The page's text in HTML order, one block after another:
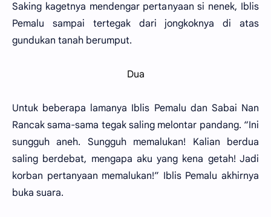
Saking kagetnya mendengar pertanyaan si nenek, Iblis
Pemalu sampai tertegak dari jongkoknya di atas
gundukan tanah berumput.
Dua
Untuk beberapa lamanya Iblis Pemalu dan Sabai Nan
Rancak sama-sama tegak saling melontar pandang. “Ini
sungguh aneh. Sungguh memalukan! Kalian berdua
saling berdebat, mengapa aku yang kena getah! Jadi
korban pertanyaan memalukan!” Iblis Pemalu akhirnya
buka suara.